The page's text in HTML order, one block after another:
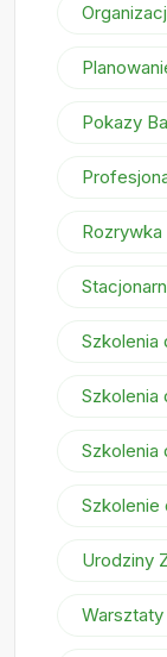
Pokazy
Szkolenia
Szkolenia
Szkolenia
Szkolenie
Urodziny